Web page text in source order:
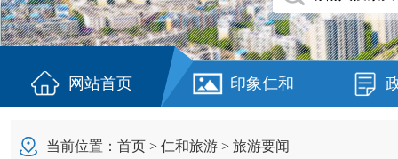
网站首页 印象仁和
当前位置： 首页 > 仁和旅游 > 旅游要闻